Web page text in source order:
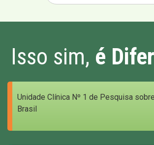
Isso sim, é
Unidade Clínica Nº 1 de Pesquisa
Brasil